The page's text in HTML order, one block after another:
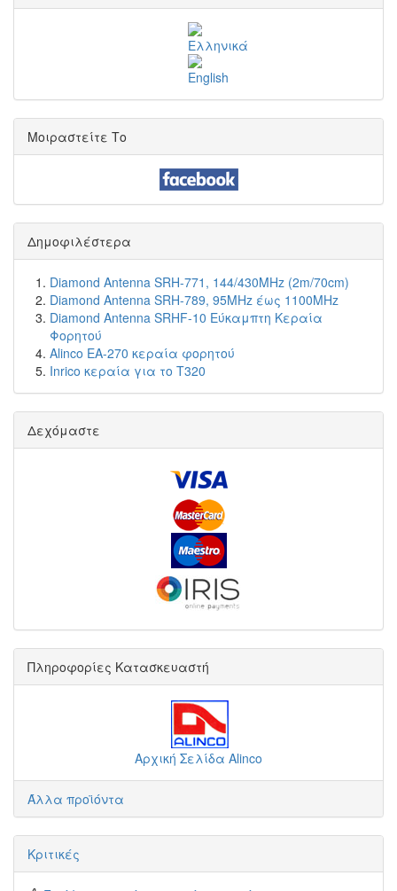
Μοιραστείτε Το
Δημοφιλέστερα
Diamond Antenna SRH-771, 144/430MHz (2m/70cm)
Diamond Antenna SRH-789, 95MHz έως 1100MHz
Diamond Antenna SRHF-10 Εύκαμπτη Κεραία
Φορητού
Alinco EA-270 κεραία φορητού
Inrico κεραία για το T320
Δεχόμαστε
Πληροφορίες Κατασκευαστή
Αρχική Σελίδα Alinco
Άλλα προϊόντα
Κριτικές